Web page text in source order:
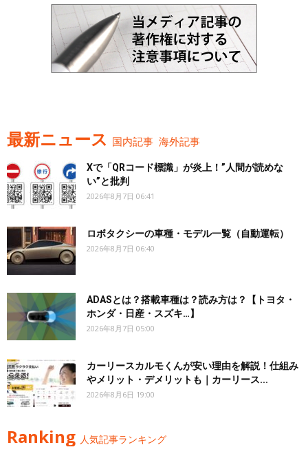
最新ニュース 国内記事 海外記事
Xで「QRコード標識」が炎上！”人間が読めな
い”と批判
2026年8月7日 06:41
ロボタクシーの車種・モデル一覧（自動運転）
2026年8月7日 06:40
ADASとは？搭載車種は？読み方は？【トヨタ・
ホンダ・日産・スズキ…】
2026年8月7日 05:00
カーリースカルモくんが安い理由を解説！仕組み
やメリット・デメリットも｜カーリース...
2026年8月6日 19:00
Ranking 人気記事ランキング